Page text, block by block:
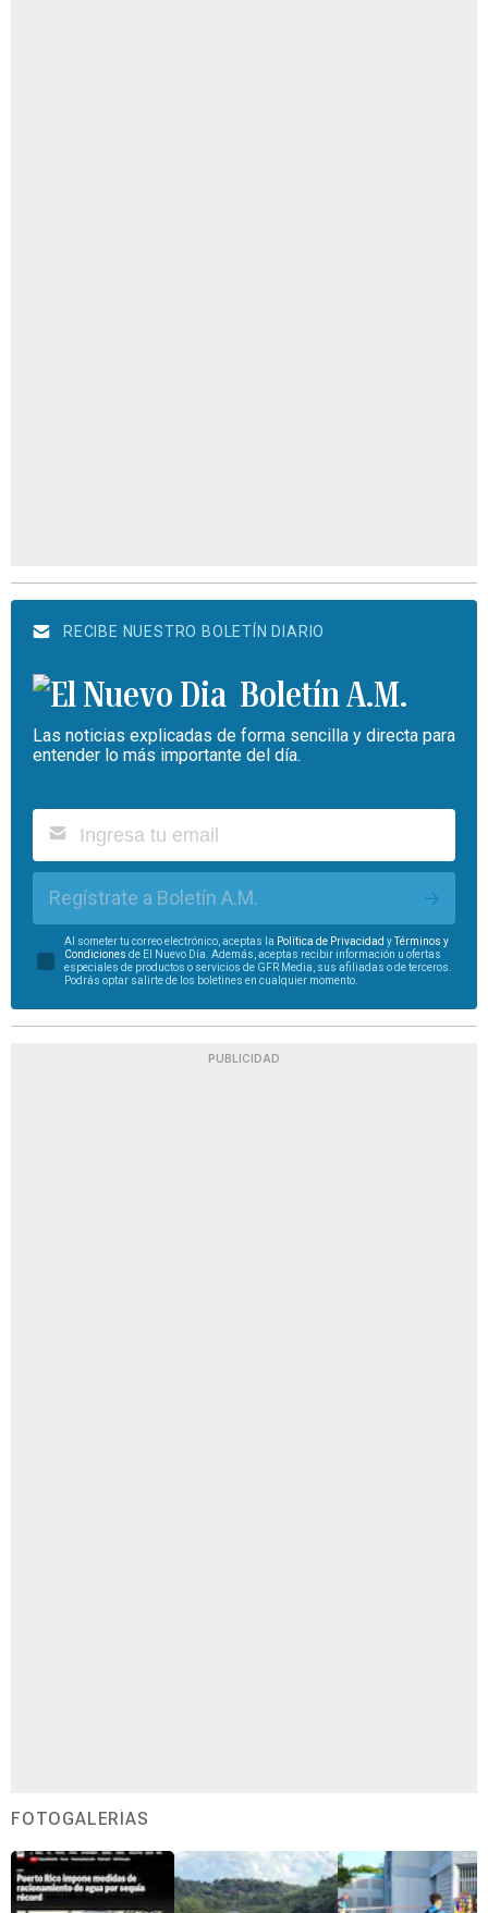
RECIBE NUESTRO BOLETÍN DIARIO
Boletín A.M.
Las noticias explicadas de forma sencilla y directa para
entender lo más importante del día.
Regístrate a Boletín A.M.
Al someter tu correo electrónico, aceptas la Política de Privacidad yTérminos y
Condiciones de El Nuevo Día. Además, aceptas recibir información u ofertas
especiales de productos o servicios de GFR Media, sus afiliadas o de terceros.
Podrás optar salirte de los boletines en cualquier momento.
PUBLICIDAD
FOTOGALERÍAS